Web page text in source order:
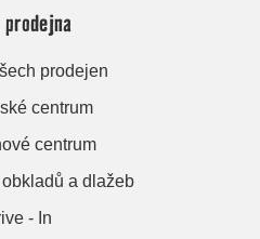
prodejen
centrum
centrum
a dlažeb
- In